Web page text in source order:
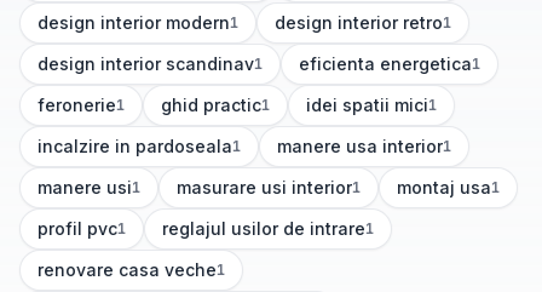
design interior modern
(1articole) 1 design interior retro
(1articole) 1
design interior scandinav
(1articole) 1 eficienta energetica
(1articole) 1
feronerie
(1articole)
1 ghid practic
(1articole) 1 idei spatii mici
(1articole) 1
incalzire in pardoseala
(1articole) 1 manere usa interior
(1articole) 1
manere usi
(1articole) 1 masurare usi interior
(1articole) 1 montaj usa
(1articole) 1
profil pvc
(1articole)
1 reglajul usilor de intrare
(1articole) 1
renovare casa veche
(1articole) 1